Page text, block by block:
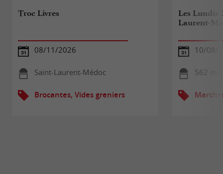
Troc Livres
08/11/2026
Saint-Laurent-Médoc
Brocantes, Vides greniers
Les Lundis
Laurent-
10/08/
562 m